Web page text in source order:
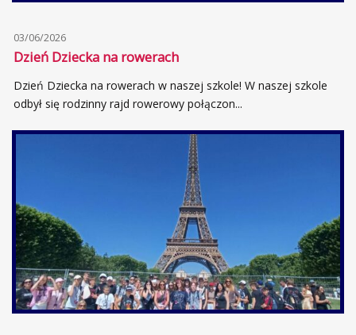
03/06/2026
Dzień Dziecka na rowerach
Dzień Dziecka na rowerach w naszej szkole! W naszej szkole
odbył się rodzinny rajd rowerowy połączon...